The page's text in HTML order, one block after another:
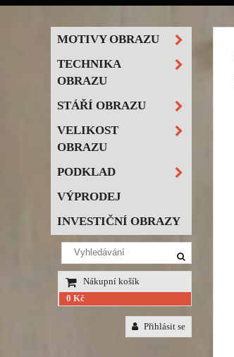
MOTIVY OBRAZU
TECHNIKA
OBRAZU
STÁŘÍ OBRAZU
VELIKOST
OBRAZU
PODKLAD
VÝPRODEJ
INVESTIČNÍ OBRAZY
Nákupní košík
0 Kč
Přihlásit se